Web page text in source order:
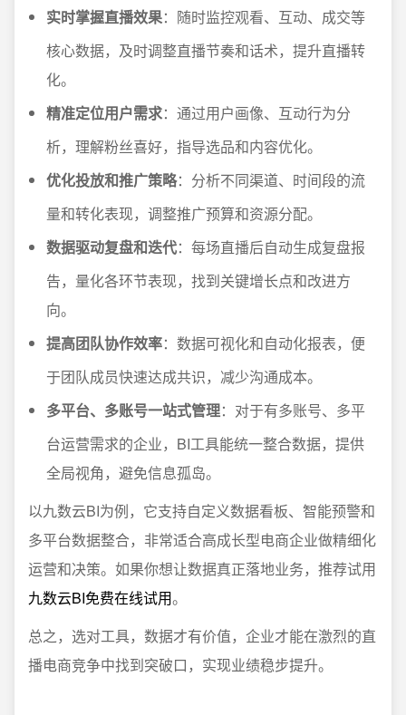
实时掌握直播效果：随时监控观看、互动、成交等
核心数据，及时调整直播节奏和话术，提升直播转
化。
精准定位用户需求：通过用户画像、互动行为分
析，理解粉丝喜好，指导选品和内容优化。
优化投放和推广策略：分析不同渠道、时间段的流
量和转化表现，调整推广预算和资源分配。
数据驱动复盘和迭代：每场直播后自动生成复盘报
告，量化各环节表现，找到关键增长点和改进方
向。
提高团队协作效率：数据可视化和自动化报表，便
于团队成员快速达成共识，减少沟通成本。
多平台、多账号一站式管理：对于有多账号、多平
台运营需求的企业，BI工具能统一整合数据，提供
全局视角，避免信息孤岛。
以九数云BI为例，它支持自定义数据看板、智能预警和
多平台数据整合，非常适合高成长型电商企业做精细化
运营和决策。如果你想让数据真正落地业务，推荐试用
九数云BI免费在线试用。
总之，选对工具，数据才有价值，企业才能在激烈的直
播电商竞争中找到突破口，实现业绩稳步提升。